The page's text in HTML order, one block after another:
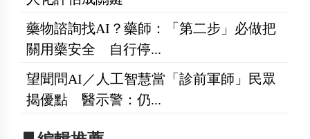
藥物諮詢找AI？藥師：「第二步」必做把
關用藥安全 自行停...
望聞問AI／人工智慧當「診前軍師」民眾
揭優點 醫示警：仍...